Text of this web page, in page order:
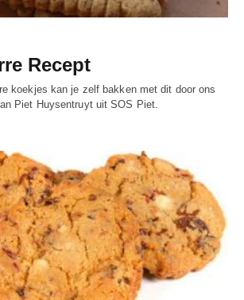
Recept
koekjes kan je zelf bakken met dit door ons
Piet Huysentruyt uit SOS Piet.